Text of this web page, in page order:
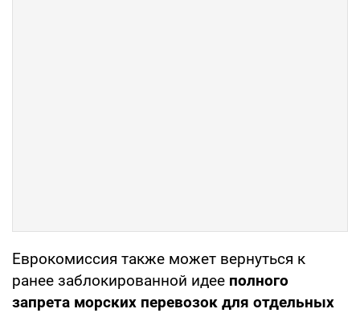
Еврокомиссия также может вернуться к
ранее заблокированной идее полного
запрета морских перевозок для отдельных